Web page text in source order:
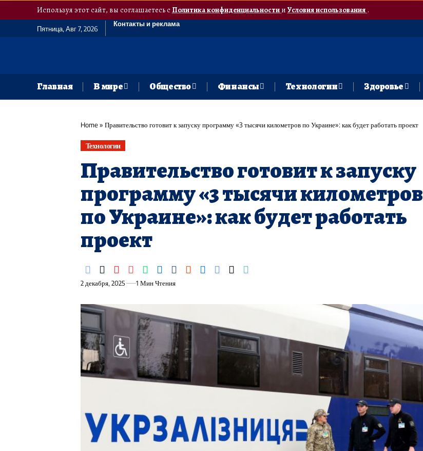
Используя этот сайт, вы соглашаетесь сПолитика конфиденциальностии Условия использования.
Пятница, Авг 7, 2026
Контакты и реклама
Главная В мире Общество Финансы Технологии Здоровье
Home» Правительство готовит к запуску программу «3 тысячи километров по Украине»: как будет работать проект
Технологии
Правительство готовит к запуску
программу «3 тысячи километров
по Украине»: как будет работать
проект
2 декабря, 2025 1 Мин Чтения